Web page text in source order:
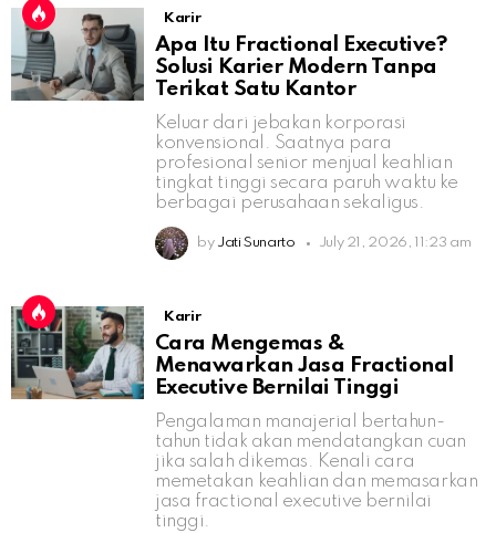
Karir
Apa Itu Fractional Executive?
Solusi Karier Modern Tanpa
Terikat Satu Kantor
Keluar dari jebakan korporasi
konvensional. Saatnya para
profesional senior menjual keahlian
tingkat tinggi secara paruh waktu ke
berbagai perusahaan sekaligus.
by Jati Sunarto July 21, 2026, 11:23 am
Karir
Cara Mengemas &
Menawarkan Jasa Fractional
Executive Bernilai Tinggi
Pengalaman manajerial bertahun-
tahun tidak akan mendatangkan cuan
jika salah dikemas. Kenali cara
memetakan keahlian dan memasarkan
jasa fractional executive bernilai
tinggi.